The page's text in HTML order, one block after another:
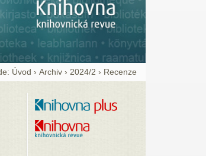
Úvod ›Archiv › 2024/2 › Recenze